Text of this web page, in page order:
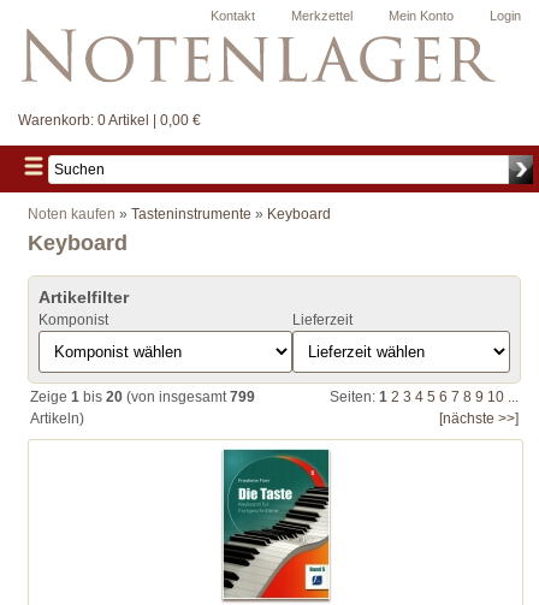
Login
Mein Konto
Merkzettel
Kontakt
Warenkorb: 0 Artikel | 0,00 €
Noten kaufen » Tasteninstrumente » Keyboard
Keyboard
Artikelfilter
Komponist Lieferzeit
Zeige 1 bis 20 (von insgesamt799
Artikeln)
Seiten: 1 2 3 4 5 6 7 8 9 10 ...
[nächste >>]